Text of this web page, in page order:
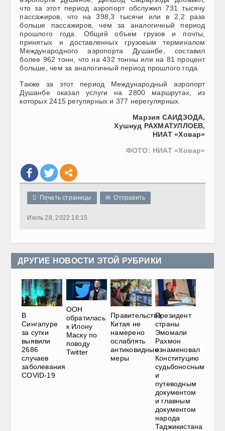
что за этот период аэропорт обслужил 731 тысячу
пассажиров, что на 398,3 тысячи или в 2,2 раза
больше пассажиров, чем за аналогичный период
прошлого года. Общий объем грузов и почты,
принятых и доставленных грузовым терминалом
Международного аэропорта Душанбе, составил
более 962 тонн, что на 432 тонны или на 81 процент
больше, чем за аналогичный период прошлого года.
Также за этот период Международный аэропорт
Душанбе оказал услуги на 2800 маршрутах, из
которых 2415 регулярных и 377 нерегулярных.
Марзия САИДЗОДА,
Хушнуд РАХМАТУЛЛОЕВ,
НИАТ «Ховар»
ФОТО: НИАТ «Ховар»
 Печать страницы ✉ Отправить
Июль 28, 2022 16:15
ДРУГИЕ НОВОСТИ ЭТОЙ РУБРИКИ
В
Сингапуре
за сутки
выявили
2686
случаев
заболевания
COVID-19
ООН
обратилась
к Илону
Маску по
поводу
Twitter
Правительство
Китая не
намерено
ослаблять
антиковидные
меры
Президент
страны
Эмомали
Рахмон
ознаменовал
Конституцию
судьбоносным
и
путеводным
документом
и главным
документом
народа
Таджикистана